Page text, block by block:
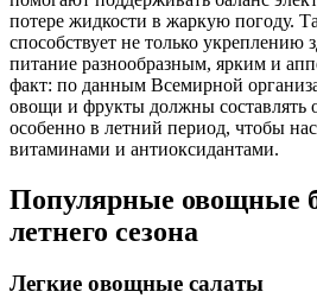
потере жидкости в жаркую погоду.
способствует не только укреплению
питание разнообразным, ярким и
факт: по данным Всемирной
овощи и фрукты должны составлять
особенно в летний период, чтобы
витаминами и антиоксидантами.
Популярные овощные
летнего сезона
Легкие овощные салаты